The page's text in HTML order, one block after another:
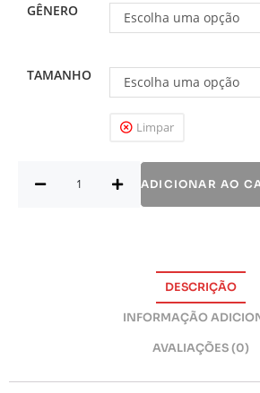
GÊNERO Escolha uma opção
TAMANHO Escolha uma opção
Limpar
ADICIONAR AO
DESCRIÇÃO
INFORMAÇÃO
AVALIAÇÕES (0)